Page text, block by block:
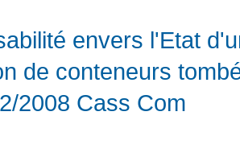
envers l'Etat
de conteneurs
2008 Cass Com